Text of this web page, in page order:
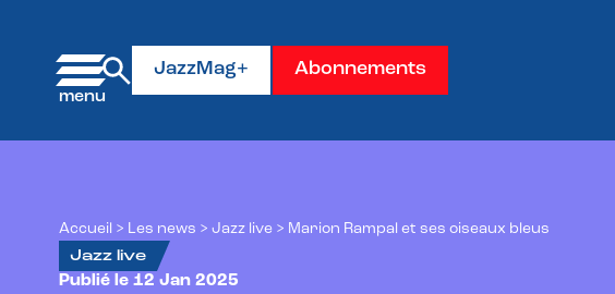
JazzMag+ Abonnements
Accueil > Les news > Jazz live > Marion Rampal et ses oiseaux bleus
Jazz live
Publié le 12 Jan 2025